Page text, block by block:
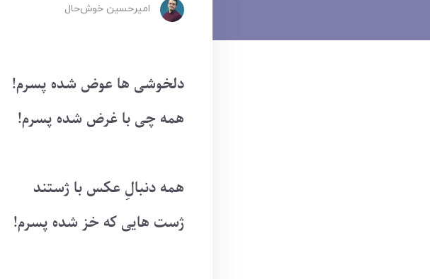
امیرحسین ‌خوش‌حال
دلخوشی ها عوض شده پسرم!
همه چی با غرض شده پسرم!
همه دنبالِ عکس با ژستند
ژست هایی که خز شده پسرم!